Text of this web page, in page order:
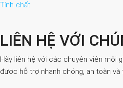
Tính chất
LIÊN HỆ VỚI
Hãy liên hệ với các chuyên viên môi
được hỗ trợ nhanh chóng, an toàn và